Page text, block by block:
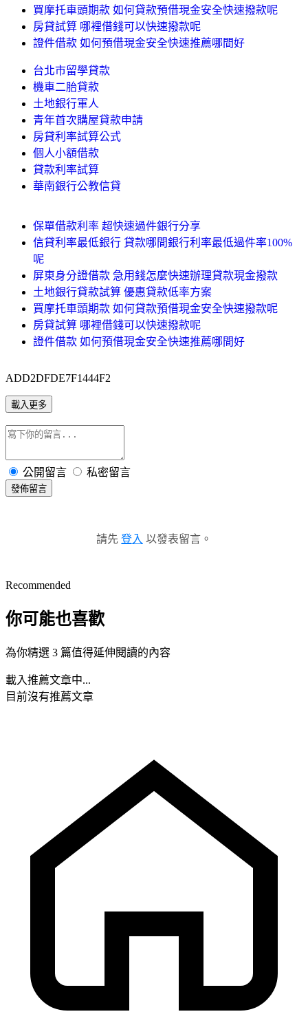
買摩托車頭期款 如何貸款預借現金安全快速撥款呢
房貸試算 哪裡借錢可以快速撥款呢
證件借款 如何預借現金安全快速推薦哪間好
台北市留學貸款
機車二胎貸款
土地銀行軍人
青年首次購屋貸款申請
房貸利率試算公式
個人小額借款
貸款利率試算
華南銀行公教信貸
保單借款利率 超快速過件銀行分享
信貸利率最低銀行 貸款哪間銀行利率最低過件率100%
呢
屏東身分證借款 急用錢怎麼快速辦理貸款現金撥款
土地銀行貸款試算 優惠貸款低率方案
買摩托車頭期款 如何貸款預借現金安全快速撥款呢
房貸試算 哪裡借錢可以快速撥款呢
證件借款 如何預借現金安全快速推薦哪間好
ADD2DFDE7F1444F2
載入更多
公開留言 私密留言
發佈留言
請先 登入 以發表留言。
Recommended
你可能也喜歡
為你精選 3 篇值得延伸閱讀的內容
載入推薦文章中...
目前沒有推薦文章